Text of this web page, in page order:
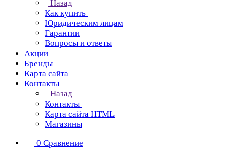
Назад
Как купить
Юридическим лицам
Гарантии
Вопросы и ответы
Акции
Бренды
Карта сайта
Контакты
Назад
Контакты
Карта сайта HTML
Магазины
0 Сравнение